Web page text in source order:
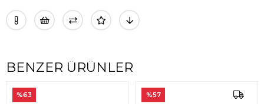
BENZER ÜRÜNLER
%63 %57